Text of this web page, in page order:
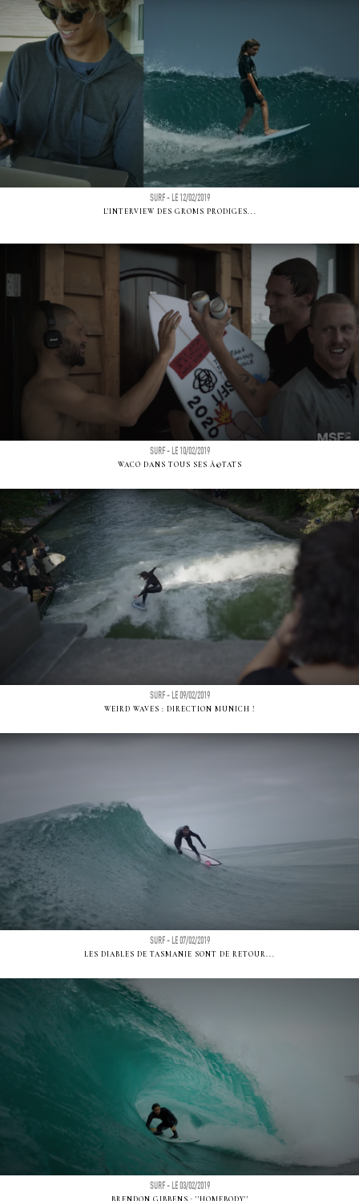
SURF - LE 12/02/2019
L'INTERVIEW DES GROMS PRODIGES...
SURF - LE 10/02/2019
WACO DANS TOUS SES Ã©TATS
SURF - LE 09/02/2019
WEIRD WAVES : DIRECTION MUNICH !
SURF - LE 07/02/2019
LES DIABLES DE TASMANIE SONT DE RETOUR...
SURF - LE 03/02/2019